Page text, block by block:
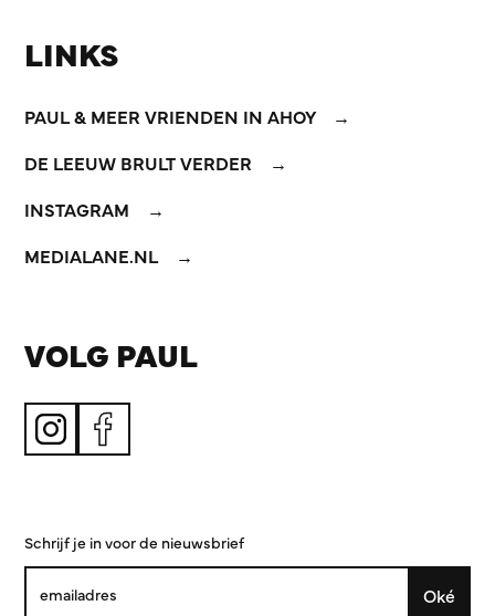
LINKS
PAUL & MEER VRIENDEN IN AHOY
DE LEEUW BRULT VERDER
INSTAGRAM
MEDIALANE.NL
VOLG PAUL
Schrijf je in voor de nieuwsbrief
Oké